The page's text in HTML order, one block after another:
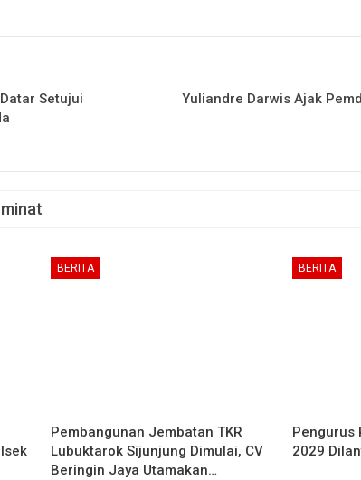
Setujui
Yuliandre Darwis Ajak
BERITA
Pembangunan Jembatan TKR
Lubuktarok Sijunjung Dimulai, CV
Beringin Jaya Utamakan…
BERITA
Pengurus
2029